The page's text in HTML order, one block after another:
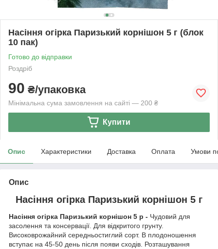
Насіння огірка Паризький корнішон 5 г (блок
10 пак)
Готово до відправки
Роздріб
90 ₴/упаковка
Мінімальна сума замовлення на сайті — 200 ₴
Купити
Опис Характеристики Доставка Оплата Умови
Опис
Насіння огірка Паризький корнішон 5 г
Насіння огірка Паризький корнішон 5 р - Чудовий для
засолення та консервації. Для відкритого грунту.
Високоврожайний середньостиглий сорт. В плодоношення
вступає на 45-50 день після появи сходів. Розташування